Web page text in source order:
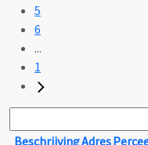
5
6
...
1
BeschrijvingAdres